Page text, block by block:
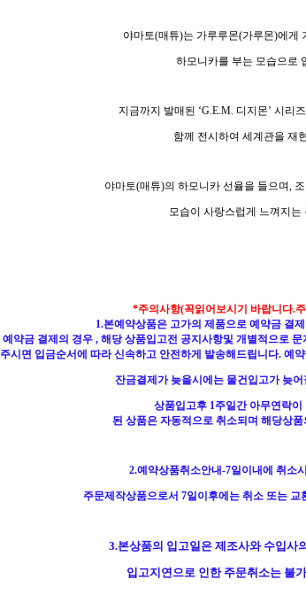
야마토(매튜)는 가루루몬(가루몬)에게
하모니카를 부는 모습으로
지금까지 발매된 ‘G.E.M. 디지몬’ 시리
함께 전시하여 세계관을 재
야마토(매튜)의 하모니카 선율을 들으며,
모습이 사랑스럽게 느껴지는
*주의사항(꼭읽어보시기 바랍니다.
1.본예약상품은 고가의 제품으로 예약금 결
예약금 결제의 경우 , 해당 상품입고전 공지사항및 개별적으로
주시면 입금순서에 따라 신속하고 안전하게 발송해드립니다. 예
잔금결제가 늦을시에는 물건입고가 늦
상품입고후 1주일간 아무연락
된 상품은 자동적으로 취소되며 해당상
2.예약상품취소안내-7일이내에 취소
주문제작상품으로서 7일이후에는 취소 또는 교
3.본상품의 입고일은 제조사와 수입사
입고지연으로 인한 주문취소는 불